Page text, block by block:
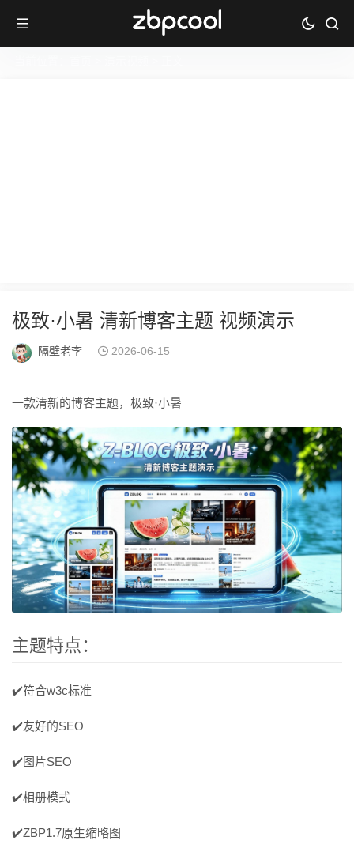
极致·小暑 清新博客主题 视频演示
隔壁老李 2026-06-15
一款清新的博客主题，极致·小暑
主题特点：
✔️符合w3c标准
✔️友好的SEO
✔️图片SEO
✔️相册模式
✔️ZBP1.7原生缩略图